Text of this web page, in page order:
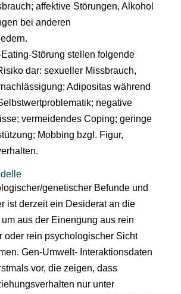
affektive Störungen, Alkohol
bei anderen
Störung stellen folgende
dar: sexueller Missbrauch,
Adipositas während
negative
vermeidendes Coping; geringe
Mobbing bzgl. Figur,
genetischer Befunde und
ist derzeit ein Desiderat an die
aus der Einengung aus rein
oder rein psychologischer Sicht
Gen-Umwelt- Interaktionsdaten
vor, die zeigen, dass
nur unter